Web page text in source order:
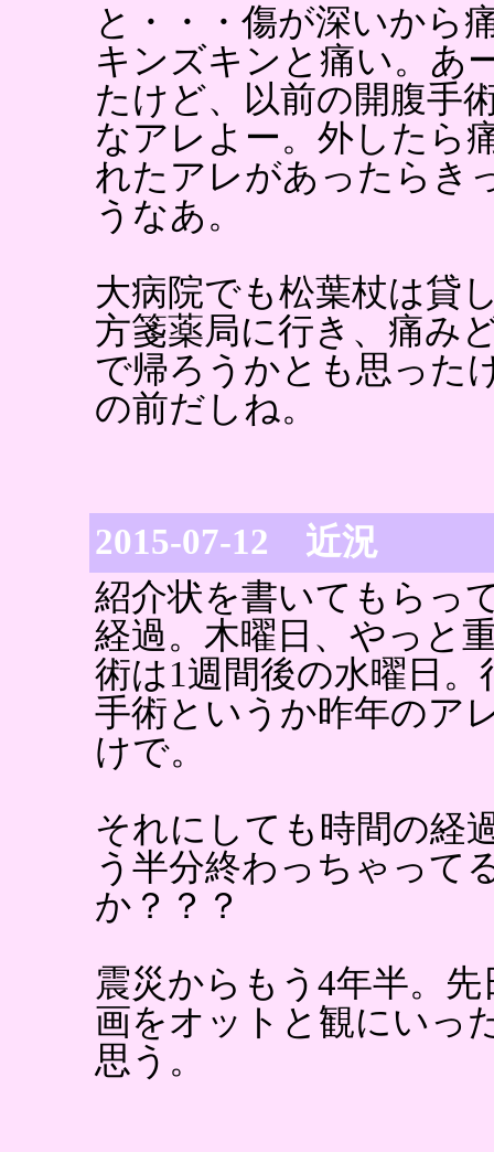
と・・・傷が深いから
キンズキンと痛い。あ
たけど、以前の開腹手
なアレよー。外したら
れたアレがあったらき
うなあ。
大病院でも松葉杖は貸
方箋薬局に行き、痛み
で帰ろうかとも思った
の前だしね。
2015-07-12 近況
紹介状を書いてもらっ
経過。木曜日、やっと
術は1週間後の水曜日
手術というか昨年のア
けで。
それにしても時間の経
う半分終わっちゃって
か？？？
震災からもう4年半。
画をオットと観にいっ
思う。